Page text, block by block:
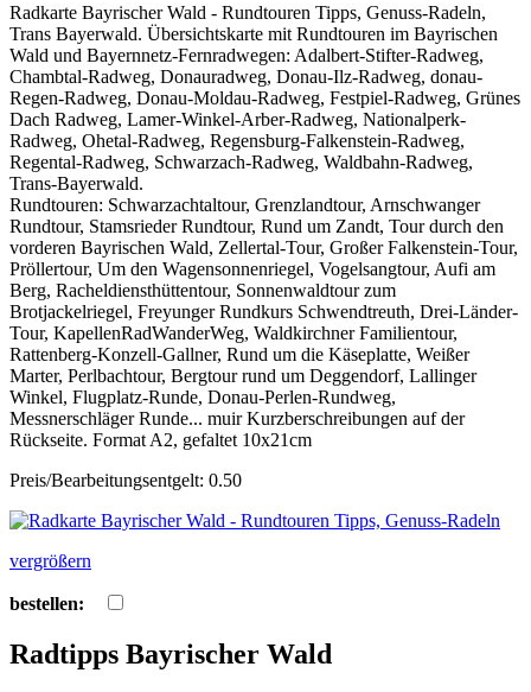
Radkarte Bayrischer Wald - Rundtouren Tipps, Genuss-Radeln,
Trans Bayerwald. Übersichtskarte mit Rundtouren im Bayrischen
Wald und Bayernnetz-Fernradwegen: Adalbert-Stifter-Radweg,
Chambtal-Radweg, Donauradweg, Donau-Ilz-Radweg, donau-
Regen-Radweg, Donau-Moldau-Radweg, Festpiel-Radweg, Grünes
Dach Radweg, Lamer-Winkel-Arber-Radweg, Nationalperk-
Radweg, Ohetal-Radweg, Regensburg-Falkenstein-Radweg,
Regental-Radweg, Schwarzach-Radweg, Waldbahn-Radweg,
Trans-Bayerwald.
Rundtouren: Schwarzachtaltour, Grenzlandtour, Arnschwanger
Rundtour, Stamsrieder Rundtour, Rund um Zandt, Tour durch den
vorderen Bayrischen Wald, Zellertal-Tour, Großer Falkenstein-Tour,
Pröllertour, Um den Wagensonnenriegel, Vogelsangtour, Aufi am
Berg, Racheldiensthüttentour, Sonnenwaldtour zum
Brotjackelriegel, Freyunger Rundkurs Schwendtreuth, Drei-Länder-
Tour, KapellenRadWanderWeg, Waldkirchner Familientour,
Rattenberg-Konzell-Gallner, Rund um die Käseplatte, Weißer
Marter, Perlbachtour, Bergtour rund um Deggendorf, Lallinger
Winkel, Flugplatz-Runde, Donau-Perlen-Rundweg,
Messnerschläger Runde... muir Kurzberschreibungen auf der
Rückseite. Format A2, gefaltet 10x21cm
Preis/Bearbeitungsentgelt: 0.50
vergrößern
bestellen:
Radtipps Bayrischer Wald